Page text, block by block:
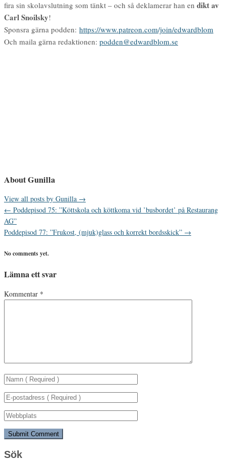
fira sin skolavslutning som tänkt – och så deklamerar han en dikt av
Carl Snoilsky!
Sponsra gärna podden: https://www.patreon.com/join/edwardblom
Och maila gärna redaktionen: podden@edwardblom.se
About Gunilla
View all posts by Gunilla →
← Poddepisod 75: ”Köttskola och köttkoma vid ’busbordet’ på Restaurang
AG”
Poddepisod 77: ”Frukost, (mjuk)glass och korrekt bordsskick” →
No comments yet.
Lämna ett svar
Kommentar *
Sök